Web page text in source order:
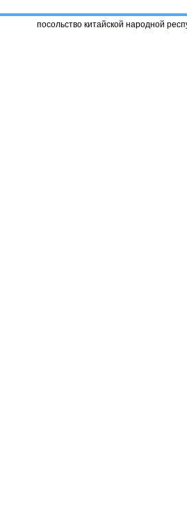
посольство китайской народной